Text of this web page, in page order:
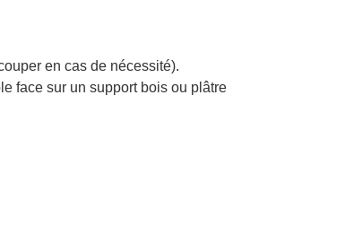
en cas de nécessité).
face sur un support bois ou plâtre